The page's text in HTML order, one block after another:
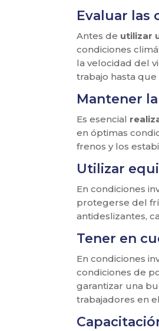
Evaluar las
Antes de utilizar
condiciones
la velocidad del
trabajo hasta
Mantener
Es esencial
en óptimas
frenos y los
Utilizar
En condiciones
protegerse del
antideslizantes,
Tener en
En condiciones
condiciones de
garantizar una
trabajadores en